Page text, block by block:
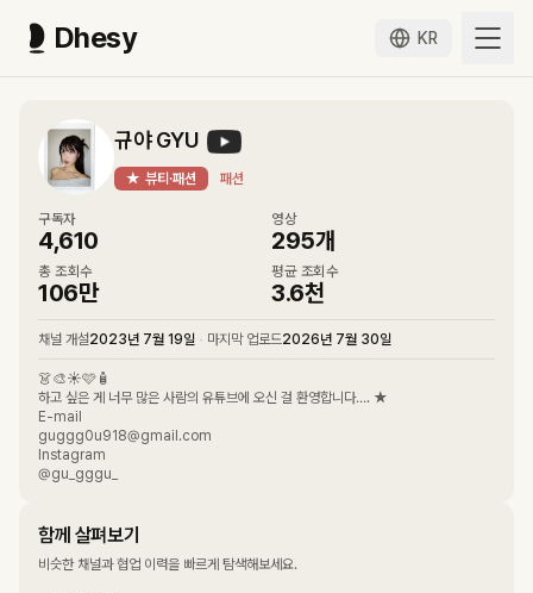
Dhesy KR
규야 GYU
★ 뷰티·패션 패션
구독자
4,610
영상
295개
총 조회수
106만
평균 조회수
3.6천
채널 개설2023년 7월 19일 마지막 업로드2026년 7월 30일
👗🎨☀️🩷🧴
하고 싶은 게 너무 많은 사람의 유튜브에 오신 걸 환영합니다…. ★
E-mail
guggg0u918@gmail.com
Instagram
@gu_gggu_
함께 살펴보기
비슷한 채널과 협업 이력을 빠르게 탐색해보세요.